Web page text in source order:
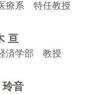
療系 特任教授
亘
済学部 教授
音